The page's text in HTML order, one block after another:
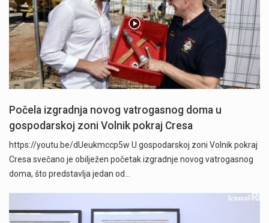
Počela izgradnja novog vatrogasnog doma u
gospodarskoj zoni Volnik pokraj Cresa
https://youtu.be/dUeukmccp5w U gospodarskoj zoni Volnik pokraj
Cresa svečano je obilježen početak izgradnje novog vatrogasnog
doma, što predstavlja jedan od…